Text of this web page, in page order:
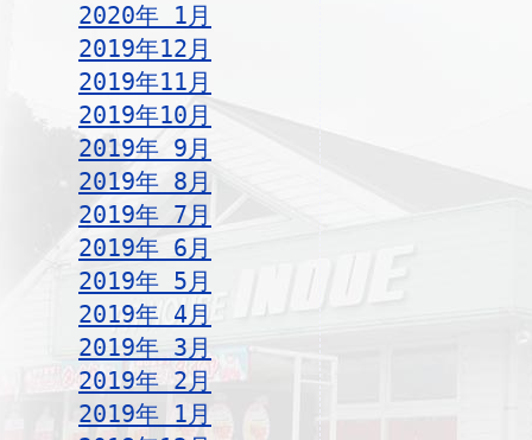
2020年 1月
2019年12月
2019年11月
2019年10月
2019年 9月
2019年 8月
2019年 7月
2019年 6月
2019年 5月
2019年 4月
2019年 3月
2019年 2月
2019年 1月